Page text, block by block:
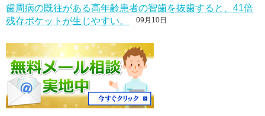
歯周病の既往がある高年齢患者の智歯を抜歯すると、41倍
残存ポケットが生じやすい。 09月10日